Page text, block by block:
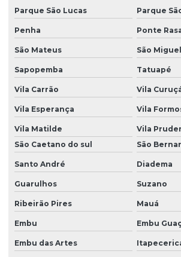
Retífica De Carcaça De Bomba
Retífica De Injetores Diesel Sp
Retífica De Peças De Bomba Diesel Em Sp
Serviço Completo De Reparo De Bomba
Serviço De Bicos Injetores
Serviço De Injeção Diesel Sp
Serviço De Manutenção De Injetores
Serviço De Recuperação De Bomba Em Sp
Serviço De Recuperação De Bombas
Serviço De Reparo De Bomba
Serviço De Reparo De Bomba Em São Paulo
Parque São Lucas Parque
Penha Ponte
São Mateus São
Sapopemba Tatuapé
Vila Carrão Vila
Vila Esperança Vila
Vila Matilde
Vila
São Caetano do sul
São
Santo André Diadema
Guarulhos Suzano
Ribeirão Pires Mauá
Embu Embu
Embu das Artes